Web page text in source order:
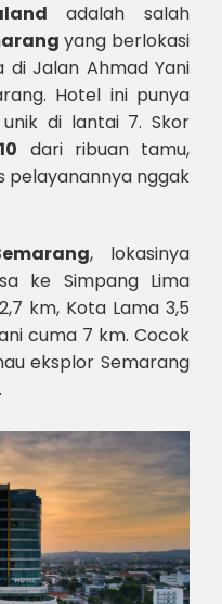
adalah salah
yang berlokasi
Jalan Ahmad Yani
Hotel ini punya
di lantai 7. Skor
dari ribuan tamu,
pelayanannya nggak
, lokasinya
ke Simpang Lima
km, Kota Lama 3,5
cuma 7 km. Cocok
eksplor Semarang